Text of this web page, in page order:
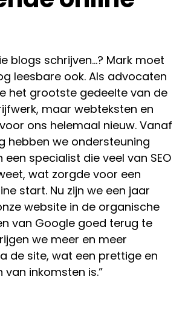
blogs schrijven…? Mark moet
leesbare ook. Als advocaten
het grootste gedeelte van de
maar webteksten en
ons helemaal nieuw. Vanaf
hebben we ondersteuning
een specialist die veel van SEO
wat zorgde voor een
start. Nu zijn we een jaar
website in de organische
van Google goed terug te
we meer en meer
de site, wat een prettige en
inkomsten is.”